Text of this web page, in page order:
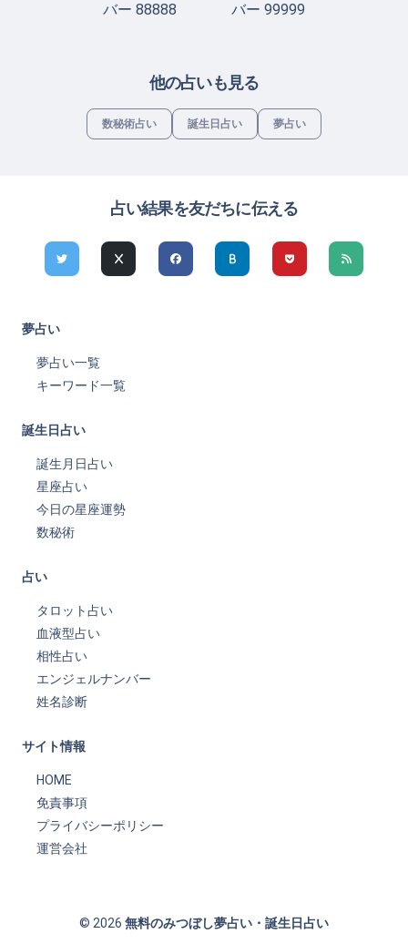
バー 88888
バー 99999
他の占いも見る
数秘術占い 誕生日占い 夢占い
占い結果を友だちに伝える
夢占い
夢占い一覧
キーワード一覧
誕生日占い
誕生月日占い
星座占い
今日の星座運勢
数秘術
占い
タロット占い
血液型占い
相性占い
エンジェルナンバー
姓名診断
サイト情報
HOME
免責事項
プライバシーポリシー
運営会社
© 2026 無料のみつぼし夢占い・誕生日占い